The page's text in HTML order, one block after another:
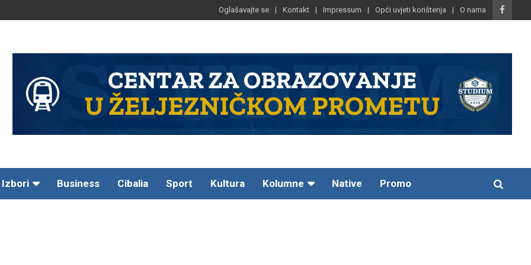
Oglašavajte se Kontakt Impressum Opći uvjeti korištenja O nama
Izbori Business Cibalia Sport Kultura Kolumne Native Promo